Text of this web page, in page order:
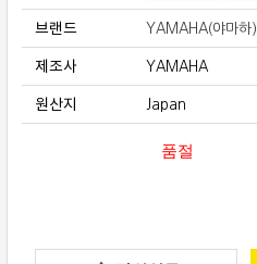
브랜드 YAMAHA(야마하)
제조사 YAMAHA
원산지 Japan
품절